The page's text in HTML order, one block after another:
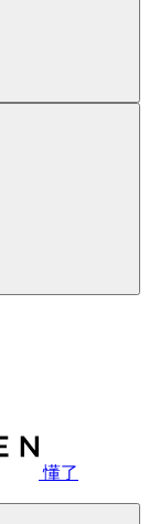
懂了